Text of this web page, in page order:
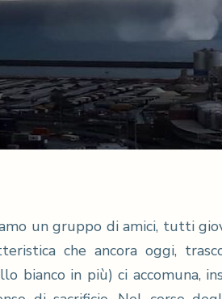
un gruppo di amici, tutti
che ancora oggi,
bianco in più) ci accomuna,